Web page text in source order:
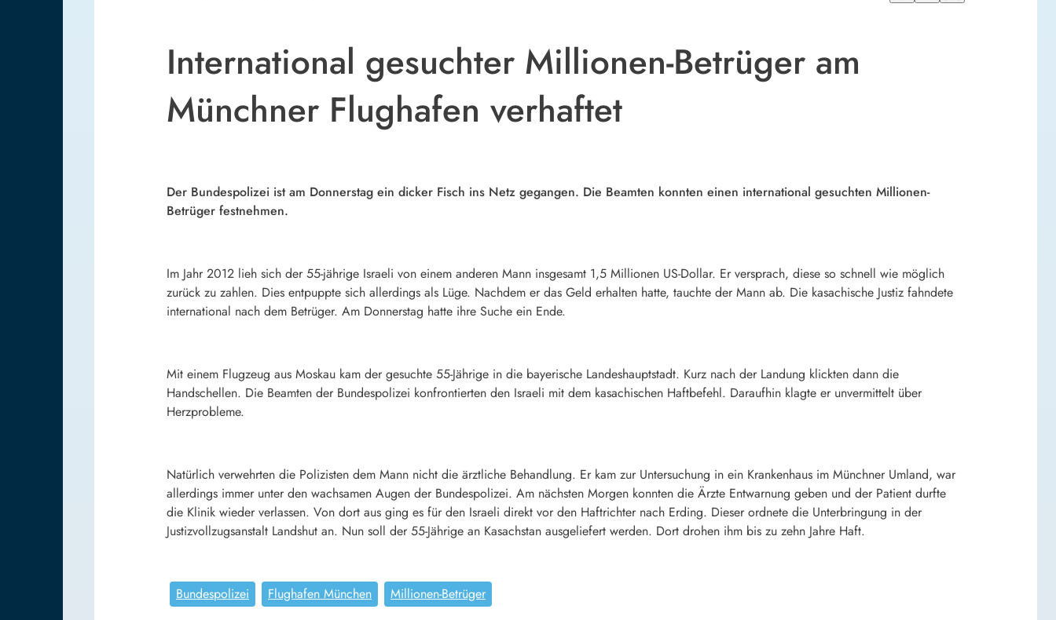
International gesuchter Millionen-Betrüger am
Münchner Flughafen verhaftet
Der Bundespolizei ist am Donnerstag ein dicker Fisch ins Netz gegangen. Die Beamten konnten einen international gesuchten Millionen-
Betrüger festnehmen.
Im Jahr 2012 lieh sich der 55-jährige Israeli von einem anderen Mann insgesamt 1,5 Millionen US-Dollar. Er versprach, diese so schnell wie möglich
zurück zu zahlen. Dies entpuppte sich allerdings als Lüge. Nachdem er das Geld erhalten hatte, tauchte der Mann ab. Die kasachische Justiz fahndete
international nach dem Betrüger. Am Donnerstag hatte ihre Suche ein Ende.
Mit einem Flugzeug aus Moskau kam der gesuchte 55-Jährige in die bayerische Landeshauptstadt. Kurz nach der Landung klickten dann die
Handschellen. Die Beamten der Bundespolizei konfrontierten den Israeli mit dem kasachischen Haftbefehl. Daraufhin klagte er unvermittelt über
Herzprobleme.
Natürlich verwehrten die Polizisten dem Mann nicht die ärztliche Behandlung. Er kam zur Untersuchung in ein Krankenhaus im Münchner Umland, war
allerdings immer unter den wachsamen Augen der Bundespolizei. Am nächsten Morgen konnten die Ärzte Entwarnung geben und der Patient durfte
die Klinik wieder verlassen. Von dort aus ging es für den Israeli direkt vor den Haftrichter nach Erding. Dieser ordnete die Unterbringung in der
Justizvollzugsanstalt Landshut an. Nun soll der 55-Jährige an Kasachstan ausgeliefert werden. Dort drohen ihm bis zu zehn Jahre Haft.
Bundespolizei Flughafen München Millionen-Betrüger